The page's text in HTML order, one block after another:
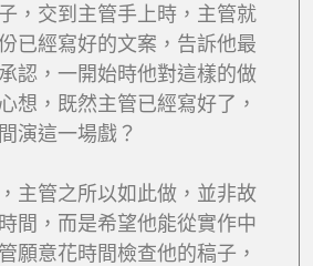
，交到主管手上時，主管就
已經寫好的文案，告訴他最
認，一開始時他對這樣的做
想，既然主管已經寫好了，
演這一場戲？
主管之所以如此做，並非故
間，而是希望他能從實作中
願意花時間檢查他的稿子，